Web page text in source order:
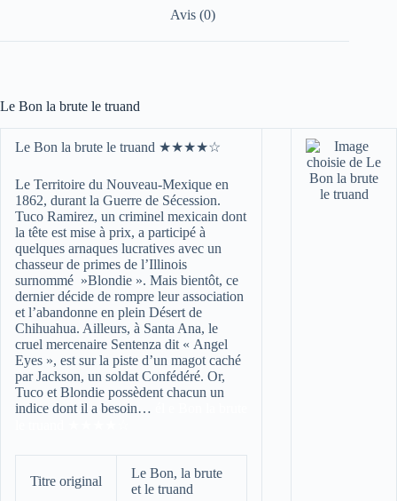
Avis (0)
Le Bon la brute le truand
Le Bon la brute le truand ★★★★☆
Le Territoire du Nouveau-Mexique en
1862, durant la Guerre de Sécession.
Tuco Ramirez, un criminel mexicain dont
la tête est mise à prix, a participé à
quelques arnaques lucratives avec un
chasseur de primes de l’Illinois
surnommé »Blondie ». Mais bientôt, ce
dernier décide de rompre leur association
et l’abandonne en plein Désert de
Chihuahua. Ailleurs, à Santa Ana, le
cruel mercenaire Sentenza dit « Angel
Eyes », est sur la piste d’un magot caché
par Jackson, un soldat Confédéré. Or,
Tuco et Blondie possèdent chacun un
indice dont il a besoin…
Titre original
Le Bon, la brute
et le truand